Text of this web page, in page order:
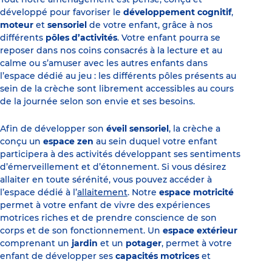
développé pour favoriser le développement cognitif,
moteur et sensoriel de votre enfant, grâce à nos
différents pôles d’activités. Votre enfant pourra se
reposer dans nos coins consacrés à la lecture et au
calme ou s’amuser avec les autres enfants dans
l’espace dédié au jeu : les différents pôles présents au
sein de la crèche sont librement accessibles au cours
de la journée selon son envie et ses besoins.
Afin de développer son éveil sensoriel, la crèche a
conçu un espace zen au sein duquel votre enfant
participera à des activités développant ses sentiments
d’émerveillement et d’étonnement. Si vous désirez
allaiter en toute sérénité, vous pouvez accéder à
l’espace dédié à l’allaitement. Notre espace motricité
permet à votre enfant de vivre des expériences
motrices riches et de prendre conscience de son
corps et de son fonctionnement. Un espace extérieur
comprenant un jardin et un potager, permet à votre
enfant de développer ses capacités motrices et